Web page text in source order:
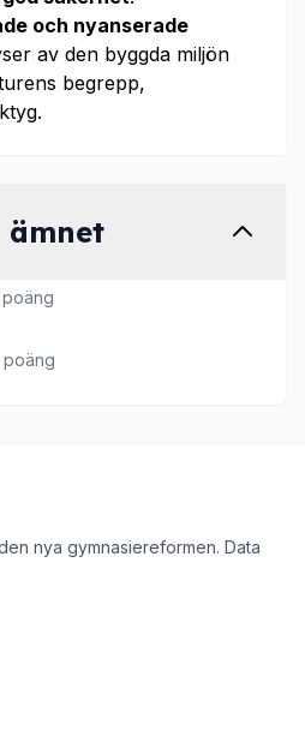
och nyanserade
av den byggda miljön
begrepp,
poäng
poäng
nya gymnasiereformen. Data